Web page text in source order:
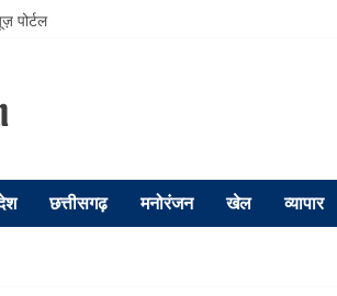
पोर्टल
छत्तीसगढ़ मनोरंजन खेल व्यापार